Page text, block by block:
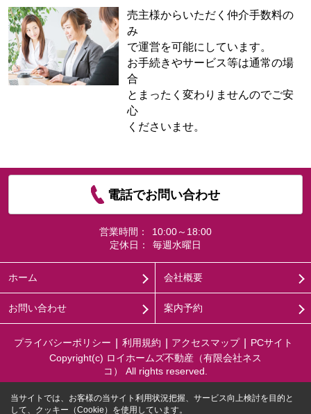
売主様からいただく仲介手数料の
み
で運営を可能にしています。
お手続きやサービス等は通常の場
合
とまったく変わりませんのでご安
心
くださいませ。
電話でお問い合わせ
営業時間：
10:00～18:00
定休日：
毎週水曜日
ホーム 会社概要
お問い合わせ 案内予約
プライバシーポリシー 利用規約 アクセスマップ
PCサイト
Copyright(c) ロイホームズ不動産（有限会社ネス
コ） All rights reserved.
当サイトでは、お客様の当サイト利用状況把握、サービス向上検討を目的と
して、クッキー（Cookie）を使用しています。